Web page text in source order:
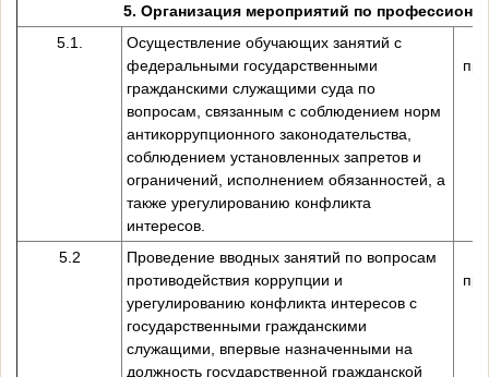
5. Организация мероприятий по
5.1.
Осуществление обучающих занятий с
федеральными государственными
гражданскими служащими суда по
вопросам, связанным с соблюдением норм
антикоррупционного законодательства,
соблюдением установленных запретов и
ограничений, исполнением обязанностей, а
также урегулированию конфликта
интересов.
5.2
Проведение вводных занятий по вопросам
противодействия коррупции и
урегулированию конфликта интересов с
государственными гражданскими
служащими, впервые назначенными на
должность государственной гражданской